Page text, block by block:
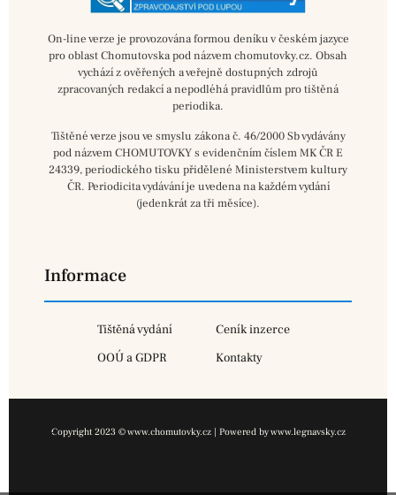
On-line verze je provozována formou deníku v českém jazyce
pro oblast Chomutovska pod názvem chomutovky.cz. Obsah
vychází z ověřených a veřejně dostupných zdrojů
zpracovaných redakcí a nepodléhá pravidlům pro tištěná
periodika.
Tištěné verze jsou ve smyslu zákona č. 46/2000 Sb vydávány
pod názvem CHOMUTOVKY s evidenčním číslem MK ČR E
24339, periodického tisku přidělené Ministerstvem kultury
ČR. Periodicita vydávání je uvedena na každém vydání
(jedenkrát za tři měsíce).
Informace
Tištěná vydání
Ceník inzerce
OOÚ a GDPR
Kontakty
Copyright 2023 © www.chomutovky.cz | Powered by www.legnavsky.cz